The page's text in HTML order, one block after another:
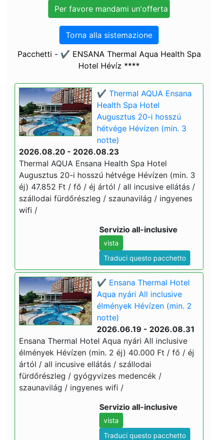
Torna alla sistemazione
Pacchetti - ✔️ ENSANA Thermal Aqua Health Spa
Hotel Hévíz ****
✔️ Thermal AQUA Ensana
Health Spa Hotel
Augusztus 20-i hosszú
hétvége Hévízen (min. 3
notte)
2026.08.20 - 2026.08.23
Thermal AQUA Ensana Health Spa Hotel
Augusztus 20-i hosszú hétvége Hévízen (min. 3
éj) 47.852 Ft / fő / éj ártól / all incusive ellátás /
szállodai fürdőrészleg / szaunavilág / ingyenes
wifi /
Servizio all-inclusive
vista
Traduci questo pacchetto
✔️ Ensana Thermal Hotel
Aqua nyári All inclusive
élmények Hévízen (min. 2
notte)
2026.06.19 - 2026.08.31
Ensana Thermal Hotel Aqua nyári All inclusive
élmények Hévízen (min. 2 éj) 40.000 Ft / fő / éj
ártól / all incusive ellátás / szállodai
fürdőrészleg / gyógyvizes medencék /
szaunavilág / ingyenes wifi /
Servizio all-inclusive
vista
Traduci questo pacchetto